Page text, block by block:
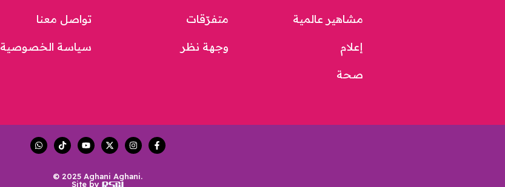
مشاهير عالمية
إعلام
صحة
متفرّقات
وجهة نظر
تواصل معنا
سياسة الخصوصية
© 2025 Aghani Aghani.
Site by